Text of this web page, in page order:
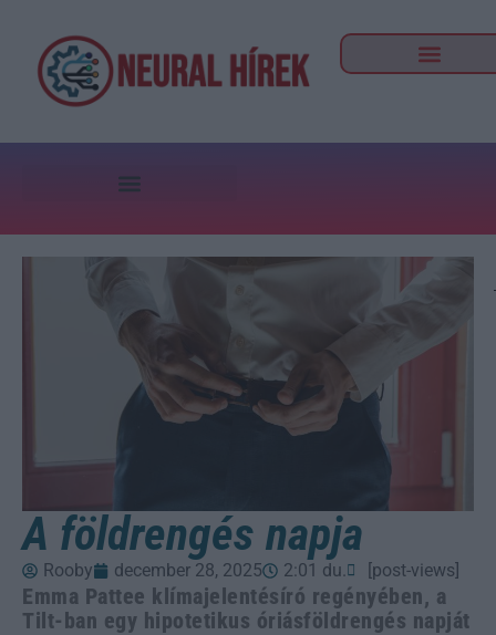
A földrengés napja
Rooby december 28, 2025 2:01 du. [post-views]
Emma Pattee klímajelentésíró regényében, a
Tilt-ban egy hipotetikus óriásföldrengés napját